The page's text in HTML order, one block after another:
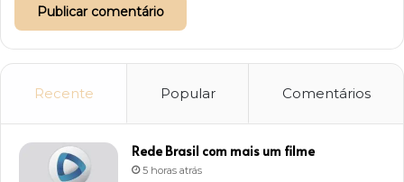
Recente Popular Comentários
Rede Brasil com mais um filme
5 horas atrás